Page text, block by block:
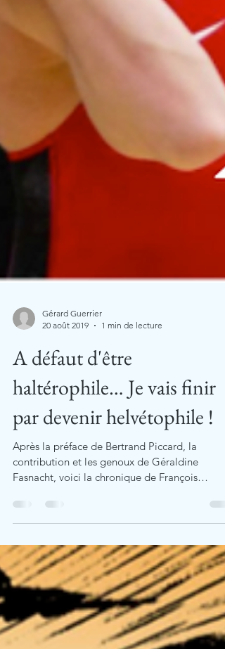
20 août 2019
1 min de lecture
A défaut d'être
haltérophile… Je vais finir
par devenir helvétophile !
Après la préface de Bertrand Piccard, la
Fasnacht, voici la chronique de François
Modoux, dans...